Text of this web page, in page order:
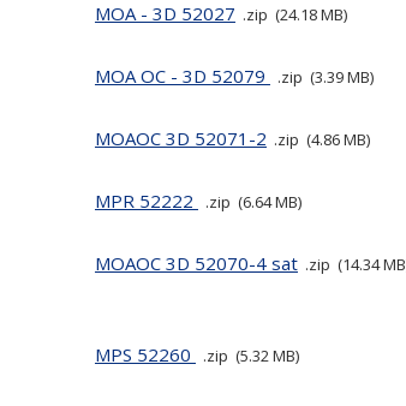
MOA - 3D 52027 zip 24.18 MB
MOA OC - 3D 52079 zip 3.39 MB
MOAOC 3D 52071-2 zip 4.86 MB
MPR 52222 zip 6.64 MB
MOAOC 3D 52070-4 sat zip 14.34 MB
MPS 52260 zip 5.32 MB